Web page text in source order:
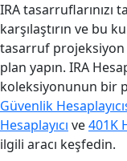
IRA tasarruflarınızı
karşılaştırın ve bu
tasarruf projeksiyon
plan yapın. IRA
koleksiyonunun bir
Güvenlik
Hesaplayıcı ve401K
ilgili aracı keşfedin.